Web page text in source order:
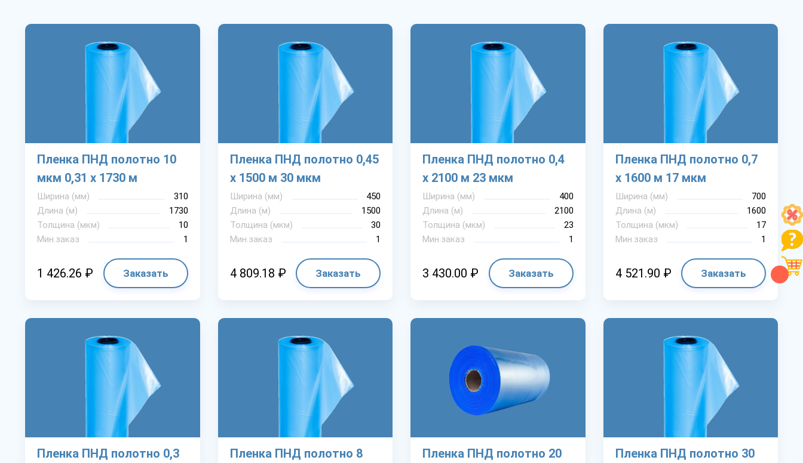
Рассчитать
Пленка ПНД полотно 10
мкм 0,31 х 1730 м
Ширина (мм)
310
Длина (м)
1730
Толщина (мкм)
10
Мин.заказ
1
1 426.26 ₽ Заказать
Пленка ПНД полотно 0,45
х 1500 м 30 мкм
Ширина (мм)
450
Длина (м)
1500
Толщина (мкм)
30
Мин.заказ
1
4 809.18 ₽ Заказать
Пленка ПНД полотно 0,4
х 2100 м 23 мкм
Ширина (мм)
400
Длина (м)
2100
Толщина (мкм)
23
Мин.заказ
1
3 430.00 ₽ Заказать
Пленка ПНД полотно 0,7
х 1600 м 17 мкм
Ширина (мм)
700
Длина (м)
1600
Толщина (мкм)
17
Мин.заказ
1
4 521.90 ₽ Заказать
Пленка ПНД полотно 0,3
Пленка ПНД полотно 8
Пленка ПНД полотно 20
Пленка ПНД полотно 30